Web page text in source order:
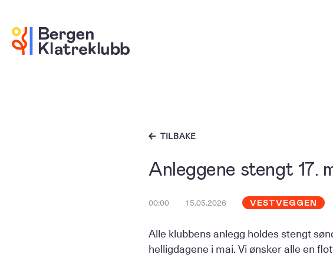
TILBAKE
Anleggene stengt 17.
00:00 15.05.2026 VESTVEGGEN
Alle klubbens anlegg holdes stengt
helligdagene i mai. Vi ønsker alle en